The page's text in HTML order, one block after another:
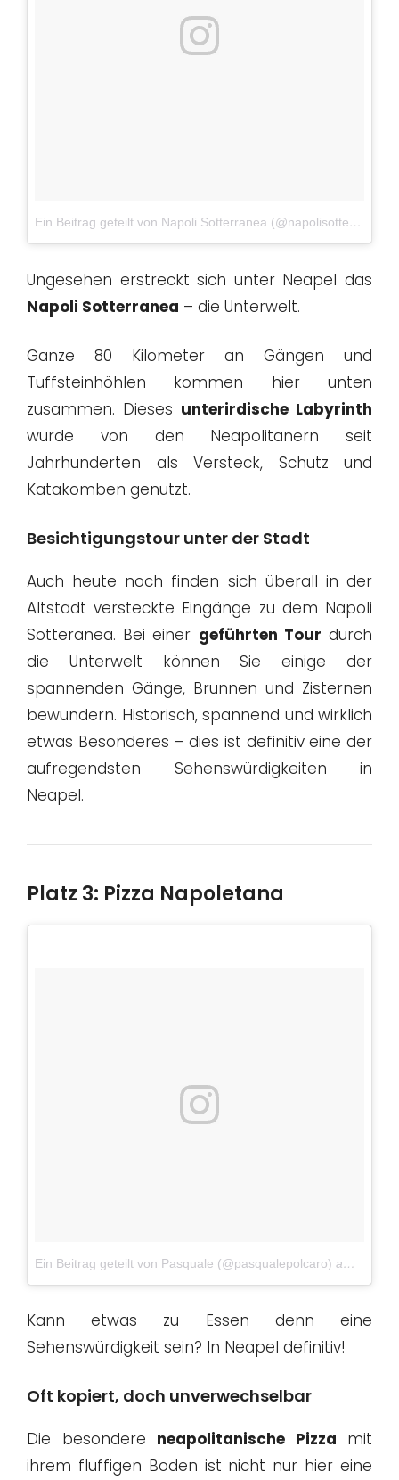
Ein Beitrag geteilt von Napoli Sotterranea (@napolisotterranea)
Ungesehen erstreckt sich unter Neapel das
Napoli Sotterranea – die Unterwelt.
Ganze 80 Kilometer an Gängen und
Tuffsteinhöhlen kommen hier unten
zusammen. Dieses unterirdische Labyrinth
wurde von den Neapolitanern seit
Jahrhunderten als Versteck, Schutz und
Katakomben genutzt.
Besichtigungstour unter der Stadt
Auch heute noch finden sich überall in der
Altstadt versteckte Eingänge zu dem Napoli
Sotteranea. Bei einer geführten Tour durch
die Unterwelt können Sie einige der
spannenden Gänge, Brunnen und Zisternen
bewundern. Historisch, spannend und wirklich
etwas Besonderes – dies ist definitiv eine der
aufregendsten Sehenswürdigkeiten in
Neapel.
Platz 3: Pizza Napoletana
Ein Beitrag geteilt von Pasquale (@pasqualepolcaro) am
Kann etwas zu Essen denn eine
Sehenswürdigkeit sein? In Neapel definitiv!
Oft kopiert, doch unverwechselbar
Die besondere neapolitanische Pizza mit
ihrem fluffigen Boden ist nicht nur hier eine